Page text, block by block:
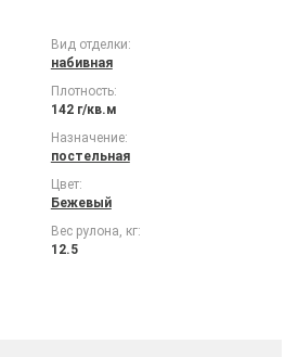
Вид отделки:
набивная
Плотность:
142 г/кв.м
Назначение:
постельная
Цвет:
Бежевый
Вес рулона, кг:
12.5